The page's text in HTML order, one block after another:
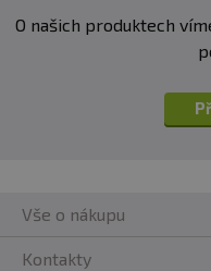
O našich produktech
Vše o nákupu
Kontakty